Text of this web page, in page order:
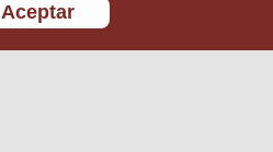
Aceptar